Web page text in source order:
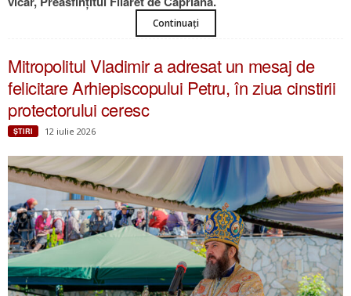
Continuați
Mitropolitul Vladimir a adresat un mesaj de
felicitare Arhiepiscopului Petru, în ziua cinstirii
protectorului ceresc
ŞTIRI 12 iulie 2026